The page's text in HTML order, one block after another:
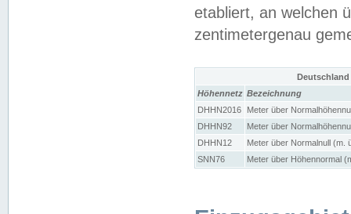
etabliert, an welchen
zentimetergenau
Höhennetz Bezeichnung
DHHN2016
Meter über
DHHN92
Meter über
DHHN12
Meter über Normalnull (m.
SNN76
Meter über Höhennormal